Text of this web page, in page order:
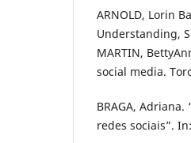
ARNOLD, Lorin
Understanding,
MARTIN,
social media.
BRAGA,
redes sociais”. In: